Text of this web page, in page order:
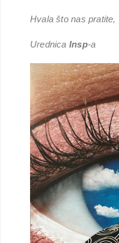
Hvala što nas pratite,
Urednica Insp-a